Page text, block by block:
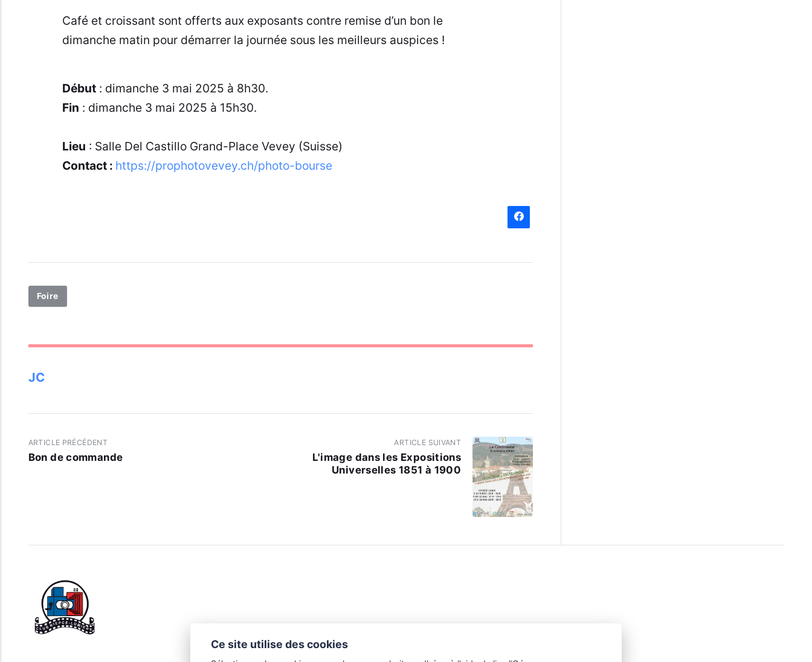
Café et croissant sont offerts aux exposants contre remise d’un bon le
dimanche matin pour démarrer la journée sous les meilleurs auspices !
Début: dimanche 3 mai 2025 à 8h30.
Fin : dimanche 3 mai 2025 à 15h30.
Lieu : Salle Del Castillo Grand-Place Vevey (Suisse)
Contact : https://prophotovevey.ch/photo-bourse
Foire
JC
ARTICLE PRÉCÉDENT
Bon de commande
ARTICLE SUIVANT
L'image dans les Expositions
Universelles 1851 à 1900
Ce site utilise des cookies